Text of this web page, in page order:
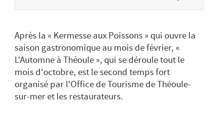
Après la « Kermesse aux Poissons » qui ouvre la
saison gastronomique au mois de février, «
L'Automne à Théoule », qui se déroule tout le
mois d'octobre, est le second temps fort
organisé par l'Office de Tourisme de Théoule-
sur-mer et les restaurateurs.